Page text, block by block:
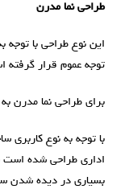
طراحی نما مدرن
این نوع طراحی با توجه
توجه عموم قرار گرفته
برای طراحی نما مدرن
با توجه به نوع کاربری
اداری طراحی شده است
بسیاری در دیده شدن